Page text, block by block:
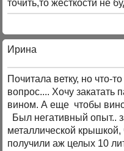
точить,то жёсткости не
Ирина
Почитала ветку, но что-
вопрос.... Хочу закатать
вином. А еще чтобы
Был негативный опыт..
металлической крышкой,
получили аж целых 10